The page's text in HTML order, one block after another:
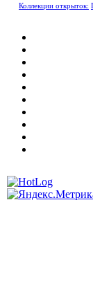
Коллекции открыток: